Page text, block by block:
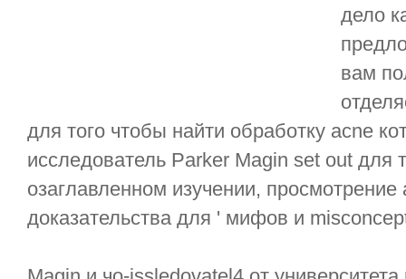
дело
вам
для того чтобы найти обработку acne
исследователь Parker Magin set out для
озаглавленном изучении, просмотрение
доказательства для ' мифов и